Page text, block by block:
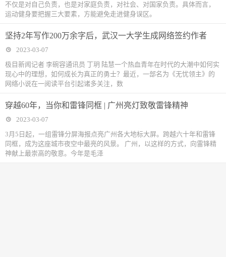
不仅是对自己负责，也是对家庭负责，对社会、对国家负责。具体而言，
运动健身要把握三大要素，方能避免走进健身误区。
坚持2年写作200万余字后，武汉一大学生成网络签约作者
2023-03-07
极目新闻记者 李碗容通讯员 丁玥 陆慧一个热血青年在时代的大潮中如何实
现心中的理想，如何成长为真正的勇士？最近，一部名为《无忧领主》的
网络小说在一阅读平台引起诸多关注，数
穿越60年，当你和雷锋同框 | 广州亮灯致敬雷锋精神
2023-03-07
3月5日起，一组雷锋分屏海报点亮广州各大地标大屏。跨越六十年和雷锋
同框，成为这座城市夜空中最亮的风景。 广州，以这样的方式，向雷锋精
神献上最崇高的敬意。今年是毛泽